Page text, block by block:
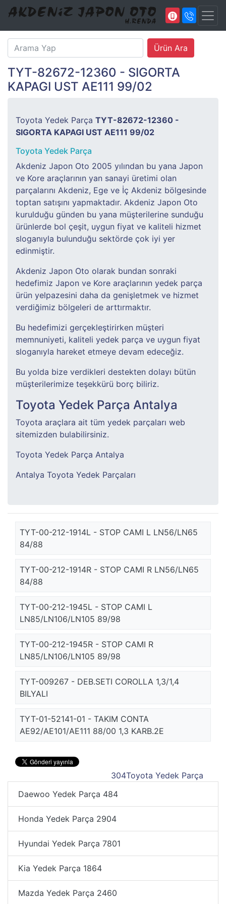
TYT-82672-12360 - SIGORTA
KAPAGI UST AE111 99/02
Toyota Yedek Parça TYT-82672-12360 -
SIGORTA KAPAGI UST AE111 99/02
Toyota Yedek Parça
Akdeniz Japon Oto 2005 yılından bu yana Japon
ve Kore araçlarının yan sanayi üretimi olan
parçalarını Akdeniz, Ege ve İç Akdeniz bölgesinde
toptan satışını yapmaktadır. Akdeniz Japon Oto
kurulduğu günden bu yana müşterilerine sunduğu
ürünlerde bol çeşit, uygun fiyat ve kaliteli hizmet
sloganıyla bulunduğu sektörde çok iyi yer
edinmiştir.
Akdeniz Japon Oto olarak bundan sonraki
hedefimiz Japon ve Kore araçlarının yedek parça
ürün yelpazesini daha da genişletmek ve hizmet
verdiğimiz bölgeleri de arttırmaktır.
Bu hedefimizi gerçekleştirirken müşteri
memnuniyeti, kaliteli yedek parça ve uygun fiyat
sloganıyla hareket etmeye devam edeceğiz.
Bu yolda bize verdikleri destekten dolayı bütün
müşterilerimize teşekkürü borç biliriz.
Toyota Yedek Parça Antalya
Toyota araçlara ait tüm yedek parçaları web
sitemizden bulabilirsiniz.
Toyota Yedek Parça Antalya
Antalya Toyota Yedek Parçaları
TYT-00-212-1914L - STOP CAMI L LN56/LN65
84/88
TYT-00-212-1914R - STOP CAMI R LN56/LN65
84/88
TYT-00-212-1945L - STOP CAMI L
LN85/LN106/LN105 89/98
TYT-00-212-1945R - STOP CAMI R
LN85/LN106/LN105 89/98
TYT-009267 - DEB.SETI COROLLA 1,3/1,4
BILYALI
TYT-01-52141-01 - TAKIM CONTA
AE92/AE101/AE111 88/00 1,3 KARB.2E
304Toyota Yedek Parça
Daewoo Yedek Parça 484
Honda Yedek Parça 2904
Hyundai Yedek Parça 7801
Kia Yedek Parça 1864
Mazda Yedek Parça 2460